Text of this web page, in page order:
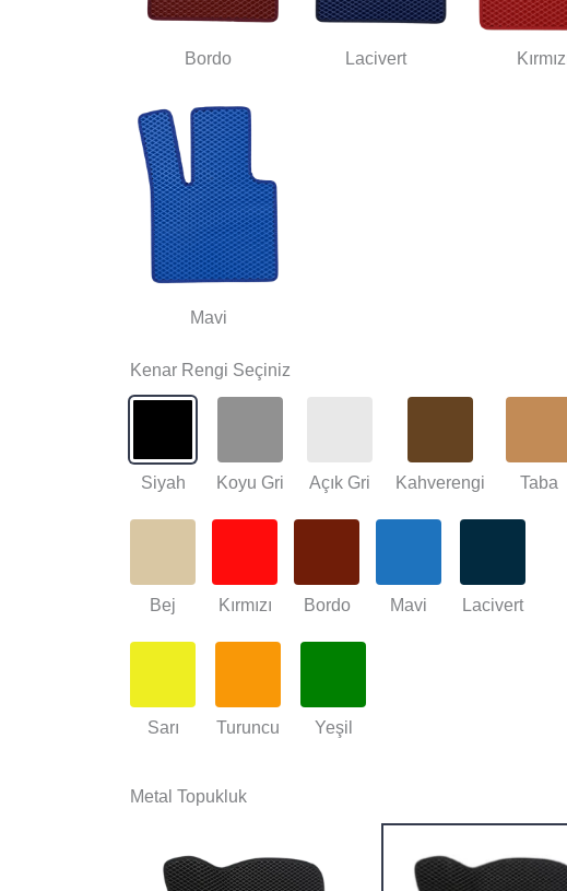
Bordo Lacivert
Mavi
Kenar Rengi Seçiniz
Siyah Koyu Gri Açık Gri Kahverengi Taba
Bej Kırmızı Bordo Mavi Lacivert
Sarı Turuncu Yeşil
Metal Topukluk